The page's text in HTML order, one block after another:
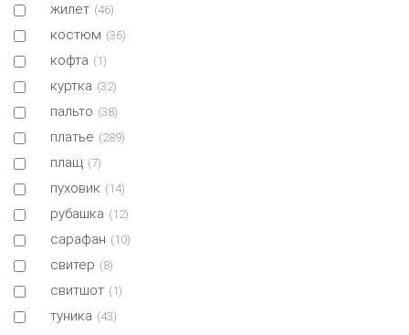
жилет (46)
костюм (36)
кофта (1)
куртка (32)
пальто (38)
платье (289)
плащ (7)
пуховик (14)
рубашка (12)
сарафан (10)
свитер (8)
свитшот (1)
туника (43)